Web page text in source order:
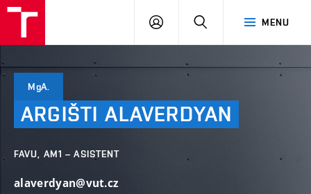
MENU
PŘIHLÁSIT
MgA.
ARGIŠTI ALAVERDYAN
FAVU, AM1 – ASISTENT
alaverdyan@vut.cz